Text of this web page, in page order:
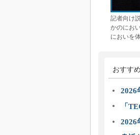
記者向け
かのにお
においを
おすす
2026
「
2026